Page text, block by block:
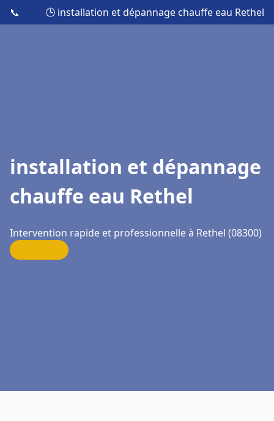
📞 🕒 installation et dépannage chauffe eau Rethel
installation et dépannage
chauffe eau Rethel
Intervention rapide et professionnelle à Rethel (08300)